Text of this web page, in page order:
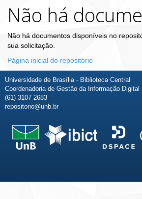
Não há
Não há documentos disponíveis no
sua solicitação.
Página inicial do repositório
Universidade de Brasília - Biblioteca Central
Coordenadoria de Gestão da Informação Digital
(61) 3107-2683
repositorio@unb.br